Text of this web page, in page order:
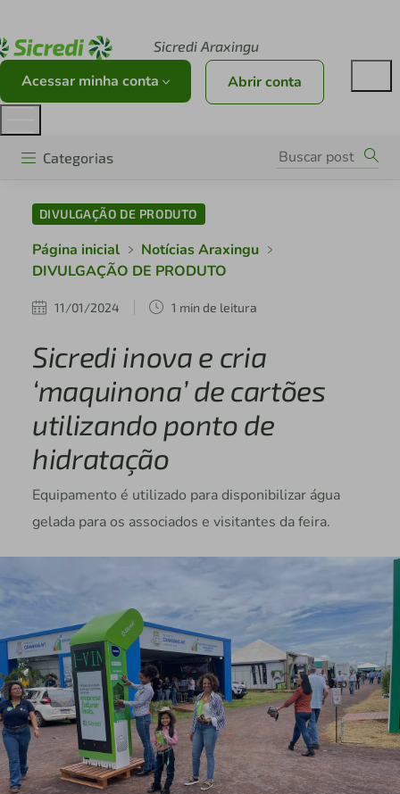
Sicredi Araxingu
Acessar minha conta Abrir conta
Categorias
DIVULGAÇÃO DE PRODUTO
Página inicial
Notícias Araxingu
DIVULGAÇÃO DE PRODUTO
11/01/2024 1 min de leitura
Sicredi inova e cria
‘maquinona’ de cartões
utilizando ponto de
hidratação
Equipamento é utilizado para disponibilizar água
gelada para os associados e visitantes da feira.